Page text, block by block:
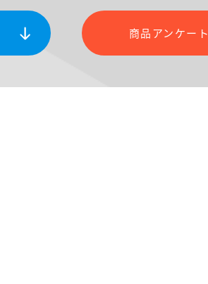
商品アンケート